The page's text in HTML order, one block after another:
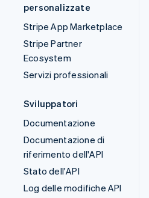
personalizzate
Stripe App Marketplace
Stripe Partner
Ecosystem
Servizi professionali
Sviluppatori
Documentazione
Documentazione di
riferimento dell'API
Stato dell'API
Log delle modifiche API